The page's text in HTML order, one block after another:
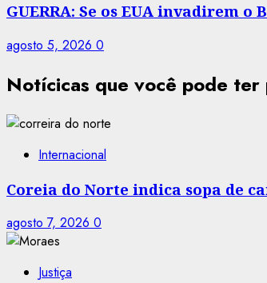
GUERRA: Se os EUA invadirem
agosto 5, 2026 0
Notícicas que você pode
Internacional
Coreia do Norte indica sopa de
agosto 7, 2026 0
Justiça